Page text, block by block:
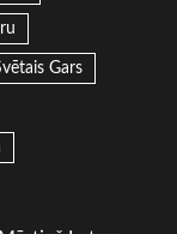
Gars